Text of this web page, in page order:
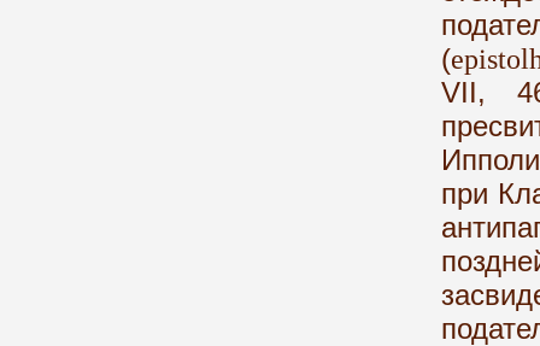
(
VII,
при